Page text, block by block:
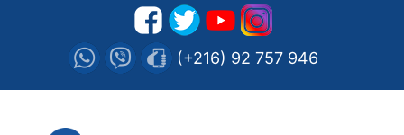
(+216) 92 757 946